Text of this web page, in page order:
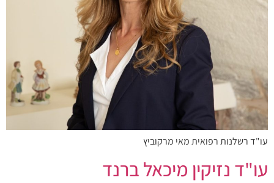
עו"ד רשלנות רפואית מאי מרקוביץ
עו"ד נזיקין מיכאל ברנד